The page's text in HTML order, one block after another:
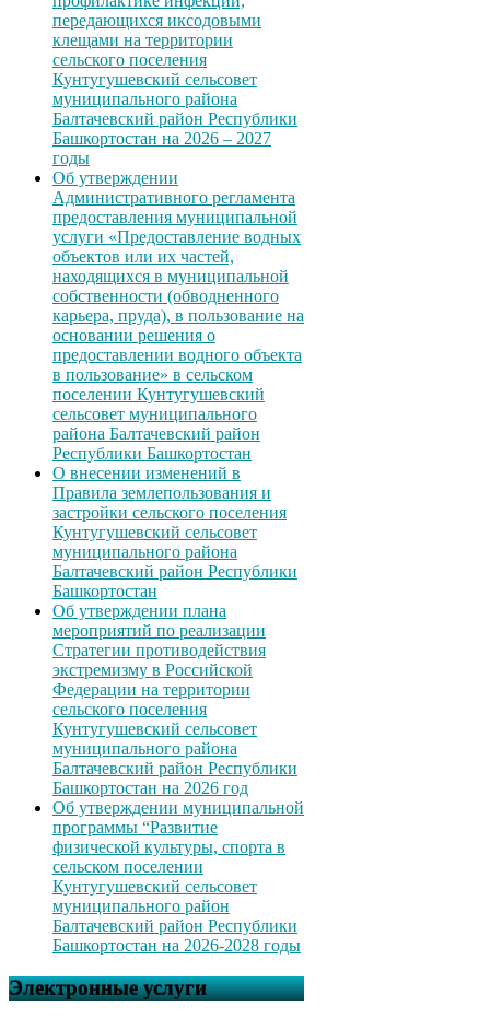
передающихся иксодовыми
клещами на территории
сельского поселения
Кунтугушевский сельсовет
муниципального района
Балтачевский район Республики
Башкортостан на 2026 – 2027
годы
Об утверждении
Административного регламента
предоставления муниципальной
услуги «Предоставление водных
объектов или их частей,
находящихся в муниципальной
собственности (обводненного
карьера, пруда), в пользование на
основании решения о
предоставлении водного объекта
в пользование» в сельском
поселении Кунтугушевский
сельсовет муниципального
района Балтачевский район
Республики Башкортостан
О внесении изменений в
Правила землепользования и
застройки сельского поселения
Кунтугушевский сельсовет
муниципального района
Балтачевский район Республики
Башкортостан
Об утверждении плана
мероприятий по реализации
Стратегии противодействия
экстремизму в Российской
Федерации на территории
сельского поселения
Кунтугушевский сельсовет
муниципального района
Балтачевский район Республики
Башкортостан на 2026 год
Об утверждении муниципальной
программы “Развитие
физической культуры, спорта в
сельском поселении
Кунтугушевский сельсовет
муниципального район
Балтачевский район Республики
Башкортостан на 2026-2028 годы
Электронные услуги